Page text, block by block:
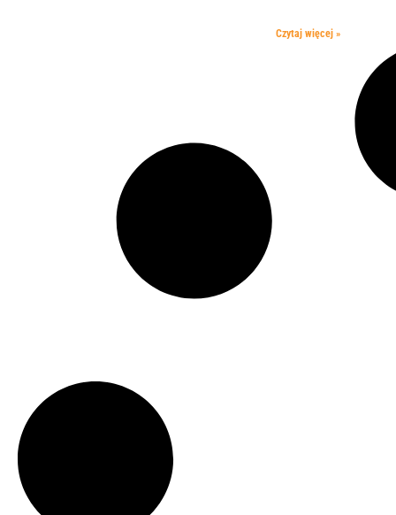
Czytaj więcej »